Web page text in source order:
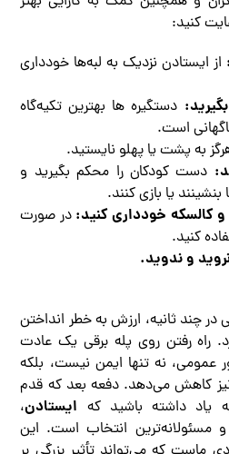
کنید:
از ایستادن نزدیک به لبه‌ها خودداری
دستگیره ها بهترین تکیه‌گاه
است.
به پشت یا پهلو نایستید.
دست کودکان را محکم بگیرید و
یا بازی کنند.
کالسکه خودداری کنید: در صورت
کنید.
و ندوید.
چند ثانیه، ارزش به خطر انداختن
راه رفتن روی پله برقی یک عادت
نه تنها ایمن نیست، بلکه
نیز کاهش می‌دهد. دفعه بعد که قدم
یاد داشته باشید که ایستادن،
و مسئولانه‌ترین انتخاب است. این